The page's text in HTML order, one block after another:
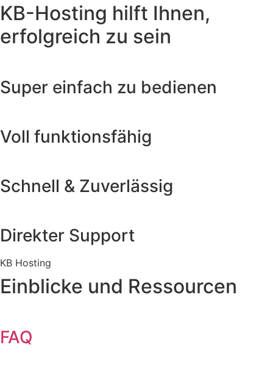
KB-Hosting hilft Ihnen,
erfolgreich zu sein
Super einfach zu bedienen
Voll funktionsfähig
Schnell & Zuverlässig
Direkter Support
KB Hosting
Einblicke und Ressourcen
FAQ